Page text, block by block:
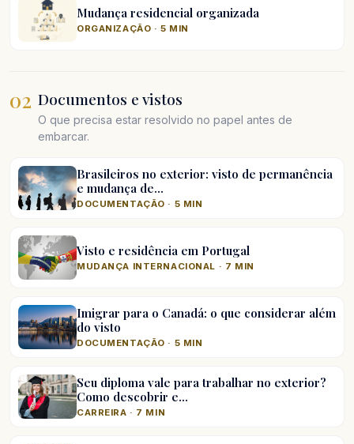
Mudança residencial organizada
ORGANIZAÇÃO · 5 MIN
02 Documentos e vistos
O que precisa estar resolvido no papel antes de
embarcar.
Brasileiros no exterior: visto de permanência
e mudança de…
DOCUMENTAÇÃO · 5 MIN
Visto e residência em Portugal
MUDANÇA INTERNACIONAL · 7 MIN
Imigrar para o Canadá: o que considerar além
do visto
DOCUMENTAÇÃO · 5 MIN
Seu diploma vale para trabalhar no exterior?
Como descobrir e…
CARREIRA · 7 MIN